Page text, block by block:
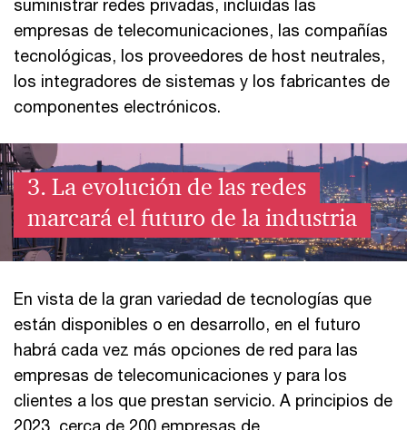
suministrar redes privadas, incluidas las
empresas de telecomunicaciones, las compañías
tecnológicas, los proveedores de host neutrales,
los integradores de sistemas y los fabricantes de
componentes electrónicos.
3. La evolución de las redes
marcará el futuro de la industria
En vista de la gran variedad de tecnologías que
están disponibles o en desarrollo, en el futuro
habrá cada vez más opciones de red para las
empresas de telecomunicaciones y para los
clientes a los que prestan servicio. A principios de
2023, cerca de 200 empresas de